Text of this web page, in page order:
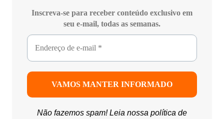
Inscreva-se para receber conteúdo exclusivo em
seu e-mail, todas as semanas.
Não fazemos spam! Leia nossa política de